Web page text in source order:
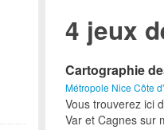
4 jeux
Cartographie
Métropole Nice Côte
Vous trouverez ici
Var et Cagnes sur